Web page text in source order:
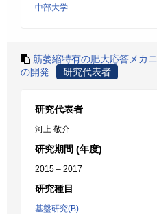
中部大学
筋萎縮特有の肥大応答メカ
の開発
研究代表者
研究代表者
河上 敬介
研究期間 (年度)
2015 – 2017
研究種目
基盤研究(B)